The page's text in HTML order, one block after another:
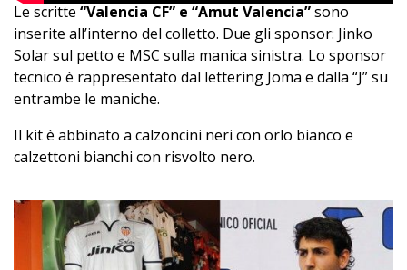
Le scritte “Valencia CF” e “Amut Valencia”sono
inserite all’interno del colletto. Due gli sponsor: Jinko
Solar sul petto e MSC sulla manica sinistra. Lo sponsor
tecnico è rappresentato dal lettering Joma e dalla “J” su
entrambe le maniche.
Il kit è abbinato a calzoncini neri con orlo bianco e
calzettoni bianchi con risvolto nero.